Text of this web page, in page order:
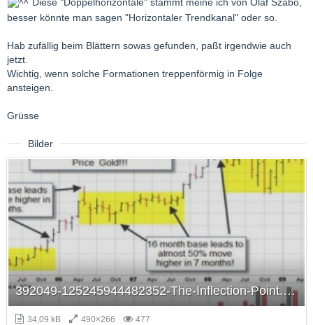
Diese "Doppelhorizontale" stammt meine ich von Olaf Szabo,
besser könnte man sagen "Horizontaler Trendkanal" oder so.
Hab zufällig beim Blättern sowas gefunden, paßt irgendwie auch
jetzt.
Wichtig, wenn solche Formationen treppenförmig in Folge
ansteigen.
Grüsse
Bilder
392049-125245944482352-The-Inflection-Point.jpg
34,09 kB 490×266 477